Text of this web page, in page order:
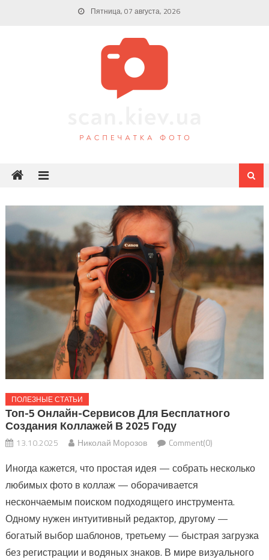
Пятница, 07 августа, 2026
ПОЛЕЗНЫЕ СТАТЬИ
Топ-5 Онлайн-Сервисов Для Бесплатного
Создания Коллажей В 2025 Году
13.10.2025 Николай Морозов Comment(0)
Иногда кажется, что простая идея — собрать несколько
любимых фото в коллаж — оборачивается
нескончаемым поиском подходящего инструмента.
Одному нужен интуитивный редактор, другому —
богатый выбор шаблонов, третьему — быстрая загрузка
без регистрации и водяных знаков. В мире визуального